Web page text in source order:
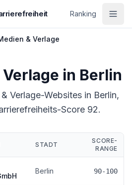
Ranking
& Verlage
in Berlin
Verlage-Websites in Berlin,
Score 92.
STADT
SCORE-
RANGE
Berlin 90-100